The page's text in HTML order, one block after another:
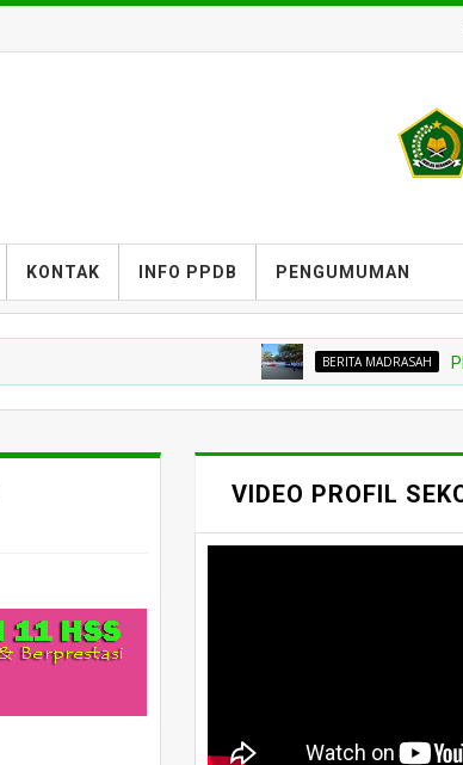
KONTAK INFO PPDB PENGUMUMAN
BERITA MADRASAH PEMBINA
VIDEO PROFIL